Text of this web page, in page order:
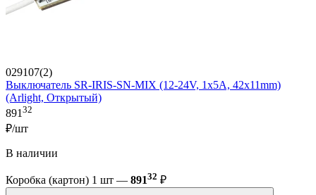
029107(2)
Выключатель SR-IRIS-SN-MIX (12-24V, 1x5A, 42x11mm)
(Arlight, Открытый)
89132
₽/шт
В наличии
Коробка (картон) 1 шт — 89132 ₽